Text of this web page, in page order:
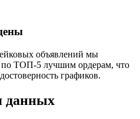
объявлений мы
ТОП-5 лучшим ордерам, что
графиков.
данных